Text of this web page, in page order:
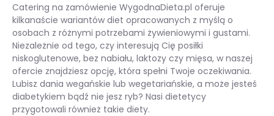
Catering na zamówienie WygodnaDieta.pl oferuje
kilkanaście wariantów diet opracowanych z myślą o
osobach z różnymi potrzebami żywieniowymi i gustami.
Niezależnie od tego, czy interesują Cię posiłki
niskoglutenowe, bez nabiału, laktozy czy mięsa, w naszej
ofercie znajdziesz opcję, która spełni Twoje oczekiwania.
Lubisz dania wegańskie lub wegetariańskie, a może jesteś
diabetykiem bądź nie jesz ryb? Nasi dietetycy
przygotowali również takie diety.